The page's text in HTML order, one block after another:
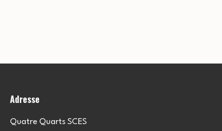
Adresse
Quatre Quarts SCES